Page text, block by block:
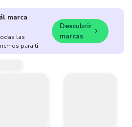
marca
las
para ti.
Descubrir
marcas